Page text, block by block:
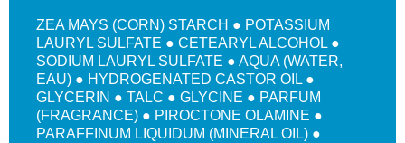
ZEA MAYS (CORN) STARCH ● POTASSIUM
LAURYL SULFATE ● CETEARYL ALCOHOL ●
SODIUM LAURYL SULFATE ● AQUA (WATER,
EAU) ● HYDROGENATED CASTOR OIL ●
GLYCERIN ● TALC ● GLYCINE ● PARFUM
(FRAGRANCE) ● PIROCTONE OLAMINE ●
PARAFFINUM LIQUIDUM (MINERAL OIL) ●